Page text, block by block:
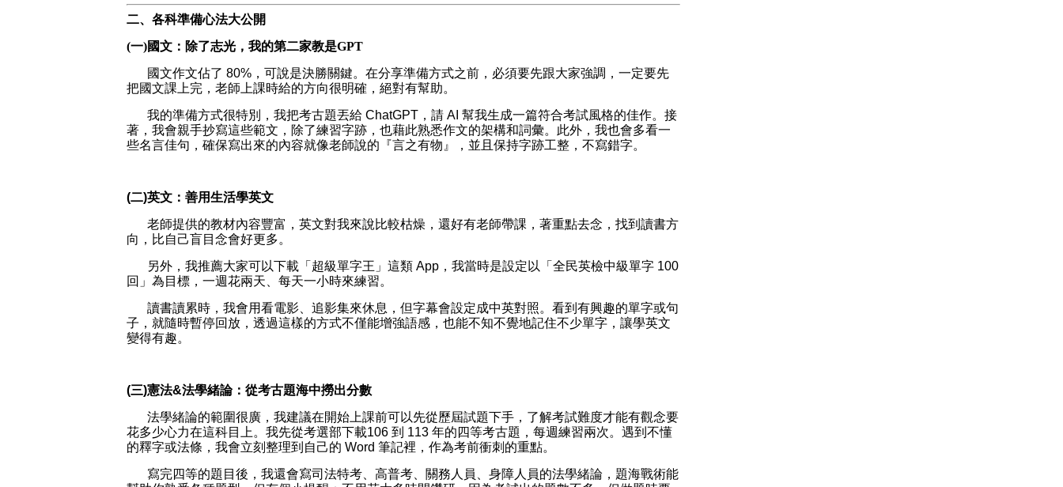
二、各科準備心法大公開
(一)國文：除了志光，我的第二家教是GPT
國文作文佔了 80%，可說是決勝關鍵。在分享準備方式之前，必須要先跟大家強調，一定要先
把國文課上完，老師上課時給的方向很明確，絕對有幫助。
我的準備方式很特別，我把考古題丟給 ChatGPT，請 AI 幫我生成一篇符合考試風格的佳作。接
著，我會親手抄寫這些範文，除了練習字跡，也藉此熟悉作文的架構和詞彙。此外，我也會多看一
些名言佳句，確保寫出來的內容就像老師說的『言之有物』，並且保持字跡工整，不寫錯字。
(二)英文：善用生活學英文
老師提供的教材內容豐富，英文對我來說比較枯燥，還好有老師帶課，著重點去念，找到讀書方
向，比自己盲目念會好更多。
另外，我推薦大家可以下載「超級單字王」這類 App，我當時是設定以「全民英檢中級單字 100
回」為目標，一週花兩天、每天一小時來練習。
讀書讀累時，我會用看電影、追影集來休息，但字幕會設定成中英對照。看到有興趣的單字或句
子，就隨時暫停回放，透過這樣的方式不僅能增強語感，也能不知不覺地記住不少單字，讓學英文
變得有趣。
(三)憲法&法學緒論：從考古題海中撈出分數
法學緒論的範圍很廣，我建議在開始上課前可以先從歷屆試題下手，了解考試難度才能有觀念要
花多少心力在這科目上。我先從考選部下載106 到 113 年的四等考古題，每週練習兩次。遇到不懂
的釋字或法條，我會立刻整理到自己的 Word 筆記裡，作為考前衝刺的重點。
寫完四等的題目後，我還會寫司法特考、高普考、關務人員、身障人員的法學緒論，題海戰術能